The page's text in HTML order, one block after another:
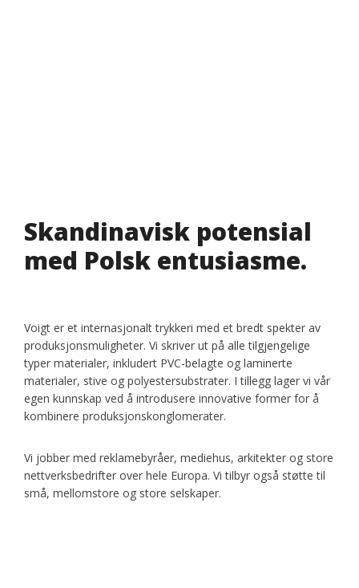
Skandinavisk potensial
med Polsk entusiasme.
Voigt er et internasjonalt trykkeri med et bredt spekter av
produksjonsmuligheter. Vi skriver ut på alle tilgjengelige
typer materialer, inkludert PVC-belagte og laminerte
materialer, stive og polyestersubstrater. I tillegg lager vi vår
egen kunnskap ved å introdusere innovative former for å
kombinere produksjonskonglomerater.
Vi jobber med reklamebyråer, mediehus, arkitekter og store
nettverksbedrifter over hele Europa. Vi tilbyr også støtte til
små, mellomstore og store selskaper.